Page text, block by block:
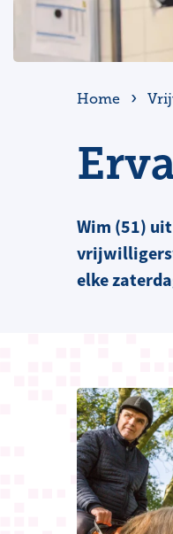
Home
Wim (51)
elke